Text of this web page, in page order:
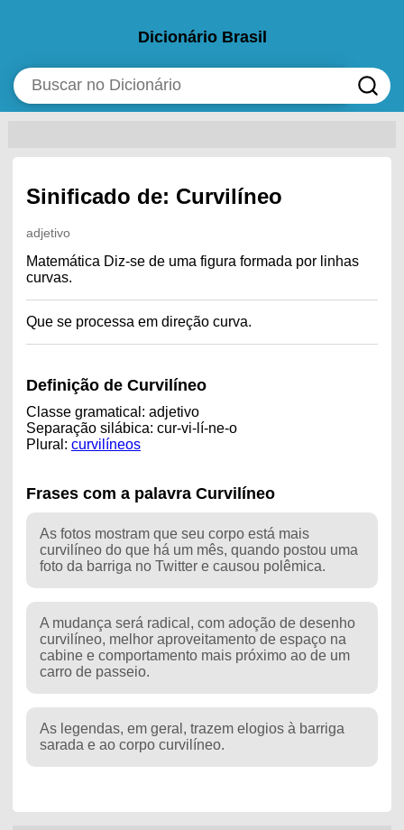
Dicionário Brasil
Sinificado de: Curvilíneo
adjetivo
Matemática Diz-se de uma figura formada por linhas
curvas.
Que se processa em direção curva.
Definição de Curvilíneo
Classe gramatical: adjetivo
Separação silábica: cur-vi-lí-ne-o
Plural: curvilíneos
Frases com a palavra Curvilíneo
As fotos mostram que seu corpo está mais
curvilíneo do que há um mês, quando postou uma
foto da barriga no Twitter e causou polêmica.
A mudança será radical, com adoção de desenho
curvilíneo, melhor aproveitamento de espaço na
cabine e comportamento mais próximo ao de um
carro de passeio.
As legendas, em geral, trazem elogios à barriga
sarada e ao corpo curvilíneo.